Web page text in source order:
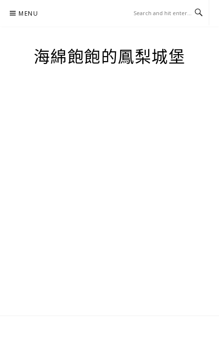
MENU
海綿飽飽的鳳梨城堡